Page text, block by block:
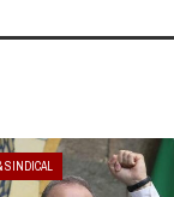
SINDICAL